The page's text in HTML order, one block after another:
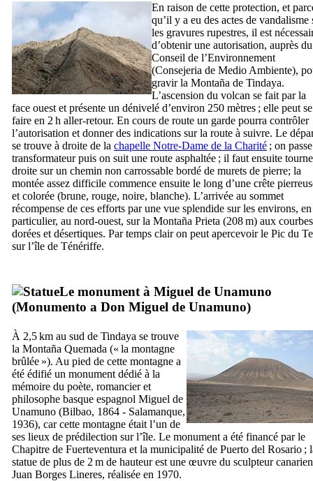
En raison de cette protection, et
qu’il y a eu des actes de vandalisme
les gravures rupestres, il est
d’obtenir une autorisation, auprès du
Conseil de l’Environnement
(Consejeria de Medio Ambiente),
gravir la Montaña de Tindaya.
L’ascension du volcan se fait par la
face ouest et présente un dénivelé d’environ 250 mètres ; elle peut se
faire en 2 h aller-retour. En cours de route un garde pourra contrôler
l’autorisation et donner des indications sur la route à suivre. Le
se trouve à droite de la chapelle Notre-Dame de la Charité ; on
transformateur puis on suit une route asphaltée ; il faut ensuite
droite sur un chemin non carrossable bordé de murets de pierre; la
montée assez difficile commence ensuite le long d’une crête
et colorée (brune, rouge, noire, blanche). L’arrivée au sommet
récompense de ces efforts par une vue splendide sur les environs, en
particulier, au nord-ouest, sur la Montaña Prieta (208 m) aux courbes
dorées et désertiques. Par temps clair on peut apercevoir le Pic du
sur l’île de Ténériffe.
Le monument à Miguel de Unamuno
(Monumento a Don Miguel de Unamuno)
À 2,5 km au sud de Tindaya se trouve
la Montaña Quemada (« la montagne
brûlée »). Au pied de cette montagne a
été édifié un monument dédié à la
mémoire du poète, romancier et
philosophe basque espagnol Miguel de
Unamuno (Bilbao, 1864 - Salamanque,
1936), car cette montagne était l’un de
ses lieux de prédilection sur l’île. Le monument a été financé par le
Chapitre de Fuerteventura et la municipalité de Puerto del Rosario ;
statue de plus de 2 m de hauteur est une œuvre du sculpteur canarien
Juan Borges Lineres, réalisée en 1970.